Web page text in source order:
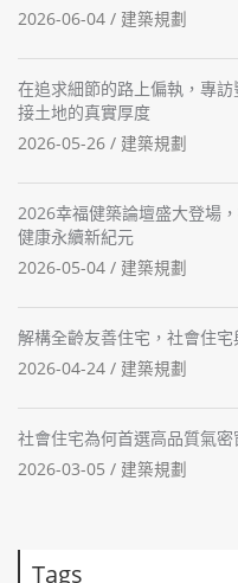
2026-06-04 / 建築規劃
在追求細節的路上偏執，專
接土地的真實厚度
2026-05-26 / 建築規劃
2026幸福健築論壇盛大登場
健康永續新紀元
2026-05-04 / 建築規劃
解構全齡友善住宅，社會住
2026-04-24 / 建築規劃
社會住宅為何首選高品質氣
2026-03-05 / 建築規劃
Tags